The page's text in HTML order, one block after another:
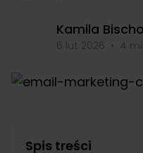
Kamila
6 lut 2026 • 4
Spis treści